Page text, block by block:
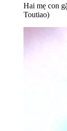
Hai mẹ con
Toutiao)